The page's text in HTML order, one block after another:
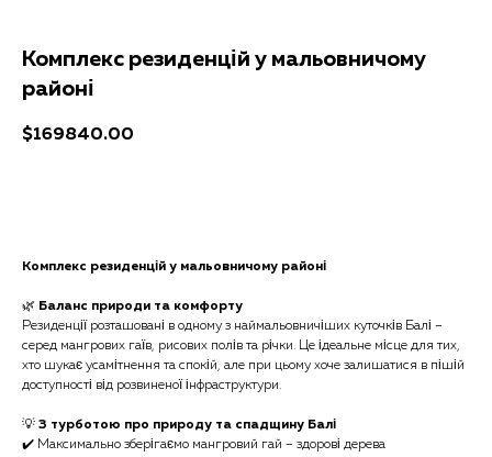
Комплекс резиденцій у мальовничому
районі
$169840.00
Комплекс резиденцій у мальовничому районі
🌿 Баланс природи та комфорту
Резиденції розташовані в одному з наймальовничіших куточків Балі –
серед мангрових гаїв, рисових полів та річки. Це ідеальне місце для тих,
хто шукає усамітнення та спокій, але при цьому хоче залишатися в пішій
доступності від розвиненої інфраструктури.
💡 З турботою про природу та спадщину Балі
✔️ Максимально зберігаємо мангровий гай – здорові дерева